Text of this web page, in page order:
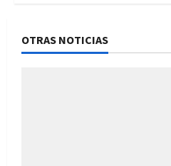
OTRAS NOTICIAS